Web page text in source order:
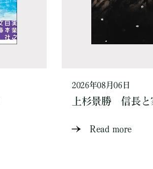
2026年08月06日
上杉景勝 信長と
Read more